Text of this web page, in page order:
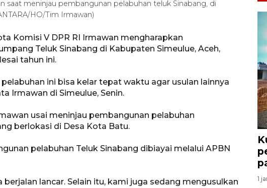
saat meninjau pembangunan pelabuhan teluk Sinabang, di
HO/Tim Irmawan)
Komisi V DPR RI Irmawan mengharapkan
Teluk Sinabang di Kabupaten Simeulue, Aceh,
tahun ini.
ini bisa kelar tepat waktu agar usulan lainnya
Irmawan di Simeulue, Senin.
usai meninjau pembangunan pelabuhan
berlokasi di Desa Kota Batu.
pelabuhan Teluk Sinabang dibiayai melalui APBN
lancar. Selain itu, kami juga sedang mengusulkan
1